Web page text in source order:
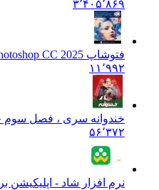
Adobe Photoshop CC 2025
سری ، فصل سوم خندوانه کیفیت
شاد - اپلیکیشن برای اندروید و